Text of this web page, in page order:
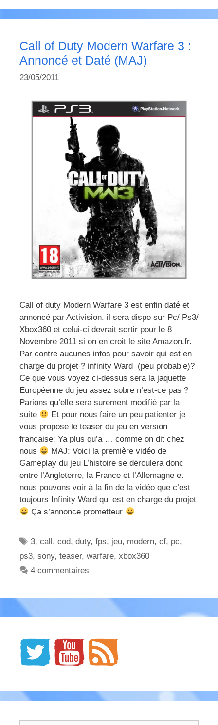
Call of Duty Modern Warfare 3 :
Annoncé et Daté (MAJ)
23/05/2011
Call of duty Modern Warfare 3 est enfin daté et
annoncé par Activision. il sera dispo sur Pc/ Ps3/
Xbox360 et celui-ci devrait sortir pour le 8
Novembre 2011 si on en croit le site Amazon.fr.
Par contre aucunes infos pour savoir qui est en
charge du projet ? infinity Ward (peu probable)?
Ce que vous voyez ci-dessus sera la jaquette
Européenne du jeu assez sobre n’est-ce pas ?
Parions qu’elle sera surement modifié par la
suite
Et pour nous faire un peu patienter je
vous propose le teaser du jeu en version
française: Ya plus qu’a … comme on dit chez
nous
MAJ: Voici la première vidéo de
Gameplay du jeu L’histoire se déroulera donc
entre l’Angleterre, la France et l’Allemagne et
nous pouvons voir à la fin de la vidéo que c’est
toujours Infinity Ward qui est en charge du projet
Ça s’annonce prometteur
Étiquettes
3,call,cod,duty,fps, jeu, modern,of, pc,
ps3, sony, teaser, warfare, xbox360
4 commentaires